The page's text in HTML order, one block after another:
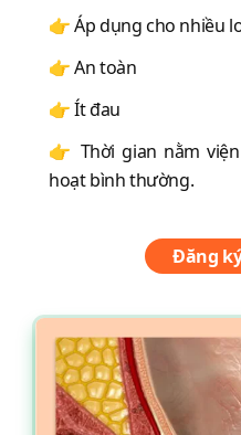
👉 Áp dụng cho nhiều
👉 An toàn
👉 Ít đau
👉 Thời gian nằm
hoạt bình thường.
Đăng